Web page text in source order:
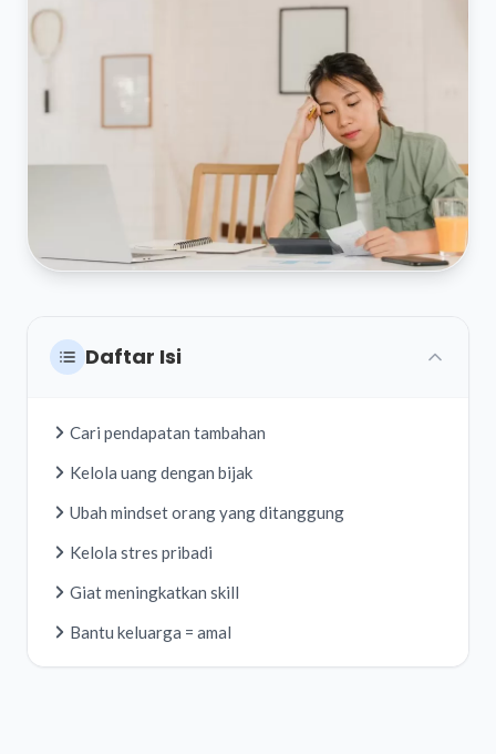
Daftar Isi
Cari pendapatan tambahan
Kelola uang dengan bijak
Ubah mindset orang yang ditanggung
Kelola stres pribadi
Giat meningkatkan skill
Bantu keluarga = amal